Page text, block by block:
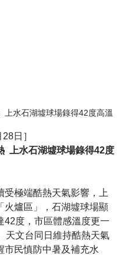
上水石湖墟球場錄得42度高溫
日］
上水石湖墟球場錄得42度
受極端酷熱天氣影響，上
火爐區」，石湖墟球場顯
42度，市區體感溫度更一
天文台同日維持酷熱天氣
市民慎防中暑及補充水